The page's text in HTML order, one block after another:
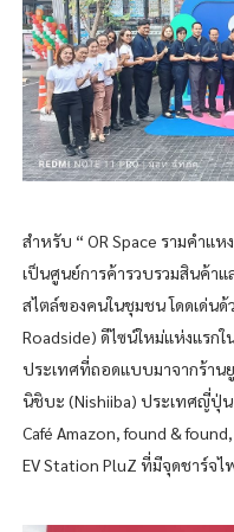
สำหรับ “ OR Space รามคำแ
เป็นศูนย์การค้ารวบรวมสินค้า
สไตล์ของคนในชุมชน โดดเด่นด้
Roadside) ดีไซน์ใหม่แห่งแรก
ประเทศที่ถอดแบบมาจากร้าน
นิชิบะ (Nishiiba) ประเทศญี่ปุ่
Café Amazon, found &
EV Station PluZ ที่มีจุดชาร์จ